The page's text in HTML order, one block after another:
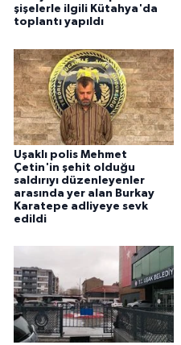
şişelerle ilgili Kütahya'da
toplantı yapıldı
Uşaklı polis Mehmet
Çetin'in şehit olduğu
saldırıyı düzenleyenler
arasında yer alan Burkay
Karatepe adliyeye sevk
edildi